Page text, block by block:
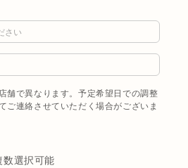
舗で異なります。予定希望日での調整
ご連絡させていただく場合がございま
選択可能